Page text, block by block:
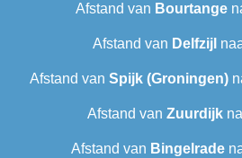
Afstand van Bourtange
Afstand van Delfzijl
Afstand van Spijk (Groningen)
Afstand van Zuurdijk
Afstand van Bingelrade